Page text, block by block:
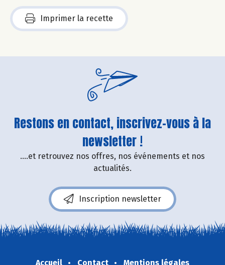
Imprimer la recette
Restons en contact, inscrivez-vous à la
newsletter !
....et retrouvez nos offres, nos événements et nos
actualités.
Inscription newsletter
Accueil Contact
Mentions légales